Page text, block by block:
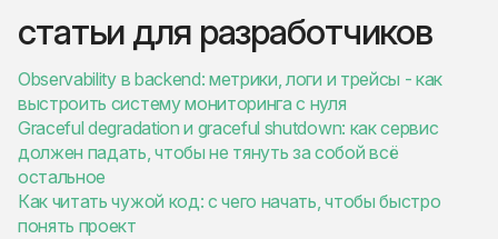
статьи для разработчиков
Observability в backend: метрики, логи и трейсы - как
выстроить систему мониторинга с нуля
Graceful degradation и graceful shutdown: как сервис
должен падать, чтобы не тянуть за собой всё
остальное
Как читать чужой код: с чего начать, чтобы быстро
понять проект